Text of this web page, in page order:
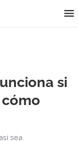
funciona
cómo